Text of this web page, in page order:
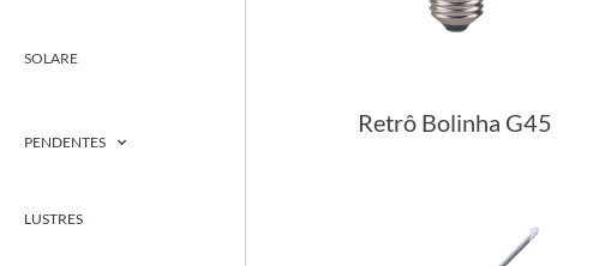
SOLARE
PENDENTES
LUSTRES
Retrô Bolinha G45